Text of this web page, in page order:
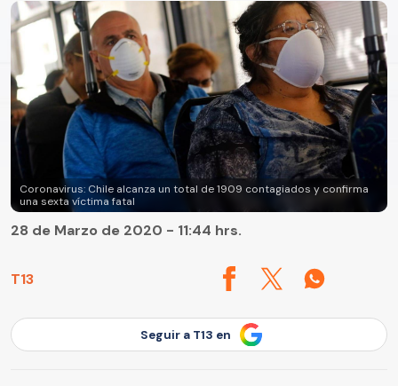
Coronavirus: Chile alcanza un total de 1909 contagiados y confirma
una sexta víctima fatal
T13
28 de Marzo de 2020 - 11:44 hrs.
Seguir a T13 en